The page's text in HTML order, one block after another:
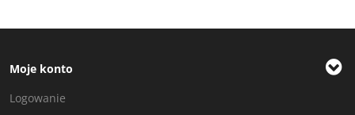
Moje konto
Logowanie